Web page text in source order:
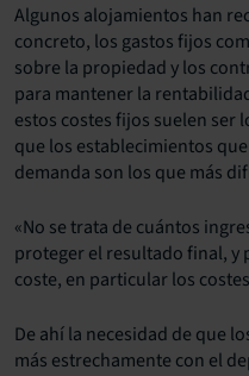
Algunos alojamientos han
concreto, los gastos fijos
sobre la propiedad y los
para mantener la
estos costes fijos suelen ser
que los establecimientos
demanda son los que más
«No se trata de cuántos
proteger el resultado final, y
coste, en particular los
De ahí la necesidad de que
más estrechamente con el